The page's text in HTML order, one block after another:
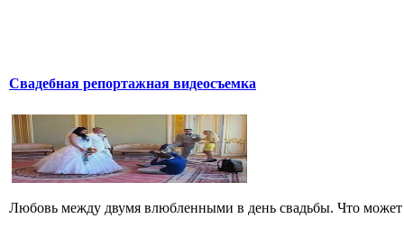
Свадебная репортажная видеосъемка
Любовь между двумя влюбленными в день свадьбы. Что может